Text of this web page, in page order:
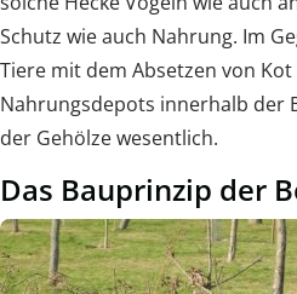
Schutz wie auch Nahrung. Im
Tiere mit dem Absetzen von
Nahrungsdepots innerhalb der
der Gehölze wesentlich.
Das Bauprinzip der